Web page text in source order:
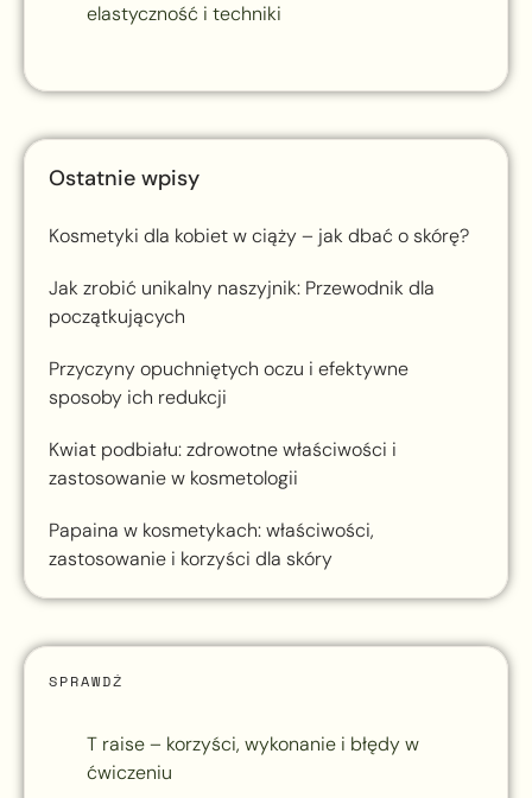
elastyczność i techniki
Ostatnie wpisy
Kosmetyki dla kobiet w ciąży – jak dbać o skórę?
Jak zrobić unikalny naszyjnik: Przewodnik dla
początkujących
Przyczyny opuchniętych oczu i efektywne
sposoby ich redukcji
Kwiat podbiału: zdrowotne właściwości i
zastosowanie w kosmetologii
Papaina w kosmetykach: właściwości,
zastosowanie i korzyści dla skóry
SPRAWDŹ
T raise – korzyści, wykonanie i błędy w
ćwiczeniu